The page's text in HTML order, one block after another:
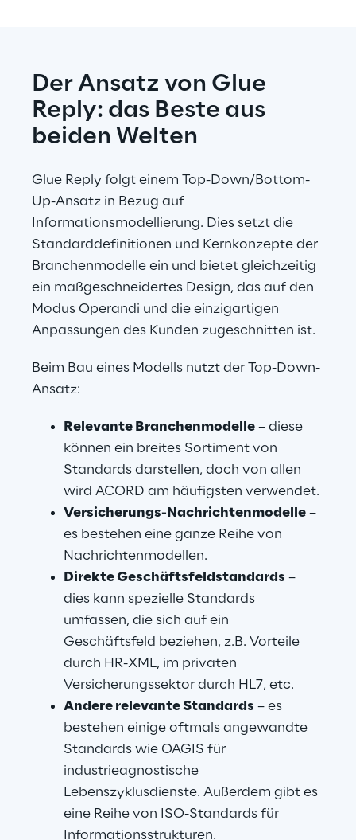
Der Ansatz von Glue
Reply: das Beste aus
beiden Welten
Glue Reply folgt einem Top-Down/Bottom-
Up-Ansatz in Bezug auf
Informationsmodellierung. Dies setzt die
Standarddefinitionen und Kernkonzepte der
Branchenmodelle ein und bietet gleichzeitig
ein maßgeschneidertes Design, das auf den
Modus Operandi und die einzigartigen
Anpassungen des Kunden zugeschnitten ist.
Beim Bau eines Modells nutzt der Top-Down-
Ansatz:
Relevante Branchenmodelle – diese
können ein breites Sortiment von
Standards darstellen, doch von allen
wird ACORD am häufigsten verwendet.
Versicherungs-Nachrichtenmodelle –
es bestehen eine ganze Reihe von
Nachrichtenmodellen.
Direkte Geschäftsfeldstandards –
dies kann spezielle Standards
umfassen, die sich auf ein
Geschäftsfeld beziehen, z.B. Vorteile
durch HR-XML, im privaten
Versicherungssektor durch HL7, etc.
Andere relevante Standards – es
bestehen einige oftmals angewandte
Standards wie OAGIS für
industrieagnostische
Lebenszyklusdienste. Außerdem gibt es
eine Reihe von ISO-Standards für
Informationsstrukturen.